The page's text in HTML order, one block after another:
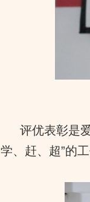
评优表彰是
学、赶、超”的